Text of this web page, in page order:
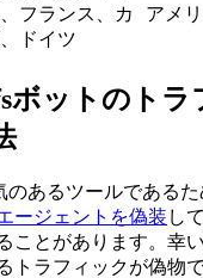
フランス、カ
ドイツ
アメ
ボットのトラ
のあるツールである
ージェントを偽装 し
ことがあります。幸
トラフィックが偽物